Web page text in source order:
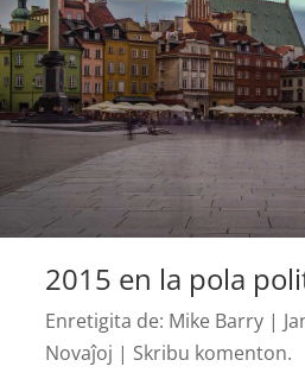
2015 en la pola
Enretigita de: Mike Barry |
Novaĵoj | Skribu komenton.